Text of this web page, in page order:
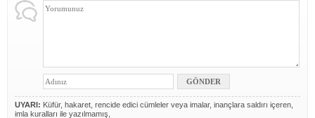
UYARI: Küfür, hakaret, rencide edici cümleler veya imalar, inançlara saldırı içeren,
imla kuralları ile yazılmamış,